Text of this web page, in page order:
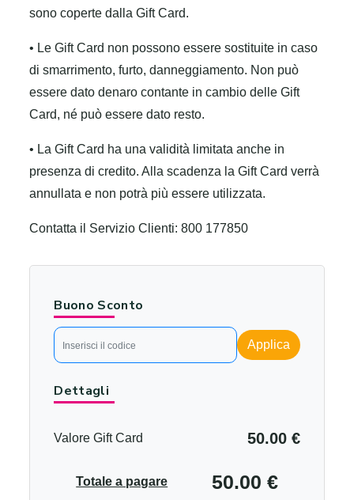
sono coperte dalla Gift Card.
• Le Gift Card non possono essere sostituite in caso
di smarrimento, furto, danneggiamento. Non può
essere dato denaro contante in cambio delle Gift
Card, né può essere dato resto.
• La Gift Card ha una validità limitata anche in
presenza di credito. Alla scadenza la Gift Card verrà
annullata e non potrà più essere utilizzata.
Contatta il Servizio Clienti: 800 177850
Buono Sconto
Applica
Dettagli
Valore Gift Card 50.00 €
Totale a pagare 50.00 €